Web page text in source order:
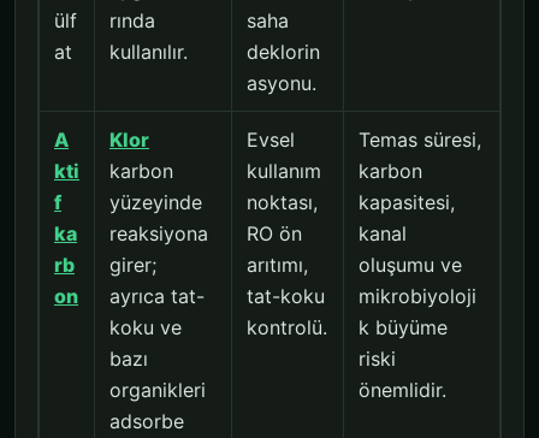
ülf
at
rında
kullanılır.
saha
deklorin
asyonu.
A
kti
f
ka
rb
on
Klor
karbon
yüzeyinde
reaksiyona
girer;
ayrıca tat-
koku ve
bazı
organikleri
adsorbe
Evsel
kullanım
noktası,
RO ön
arıtımı,
tat-koku
kontrolü.
Temas süresi,
karbon
kapasitesi,
kanal
oluşumu ve
mikrobiyoloji
k büyüme
riski
önemlidir.